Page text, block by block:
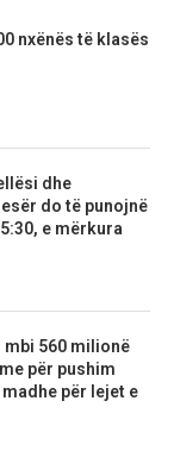
nxënës të klasës
dhe
do të punojnë
e mërkura
mbi 560 milionë
për pushim
për lejet e